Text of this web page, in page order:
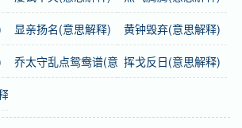
显亲扬名(意思解释) 黄钟毁弃(意思解释)
乔太守乱点鸳鸯谱(意思解释)挥戈反日(意思解释)
)